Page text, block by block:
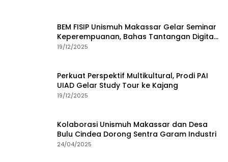
BEM FISIP Unismuh Makassar Gelar Seminar
Keperempuanan, Bahas Tantangan Digital
dan Budaya Lokal
19/12/2025
Perkuat Perspektif Multikultural, Prodi PAI
UIAD Gelar Study Tour ke Kajang
19/12/2025
Kolaborasi Unismuh Makassar dan Desa
Bulu Cindea Dorong Sentra Garam Industri
24/04/2025